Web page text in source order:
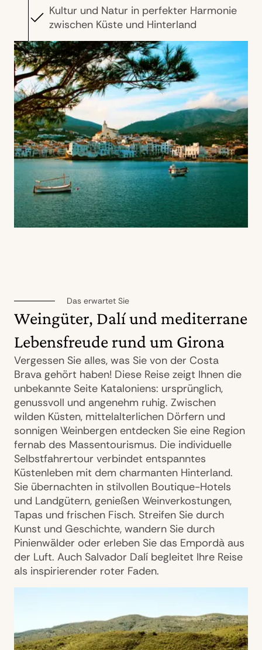
Kultur und Natur in perfekter Harmonie
zwischen Küste und Hinterland
Das erwartet Sie
Weingüter, Dalí und mediterrane
Lebensfreude rund um Girona
Vergessen Sie alles, was Sie von der Costa
Brava gehört haben! Diese Reise zeigt Ihnen die
unbekannte Seite Kataloniens: ursprünglich,
genussvoll und angenehm ruhig. Zwischen
wilden Küsten, mittelalterlichen Dörfern und
sonnigen Weinbergen entdecken Sie eine Region
fernab des Massentourismus. Die individuelle
Selbstfahrertour verbindet entspanntes
Küstenleben mit dem charmanten Hinterland.
Sie übernachten in stilvollen Boutique-Hotels
und Landgütern, genießen Weinverkostungen,
Tapas und frischen Fisch. Streifen Sie durch
Kunst und Geschichte, wandern Sie durch
Pinienwälder oder erleben Sie das Empordà aus
der Luft. Auch Salvador Dalí begleitet Ihre Reise
als inspirierender roter Faden.